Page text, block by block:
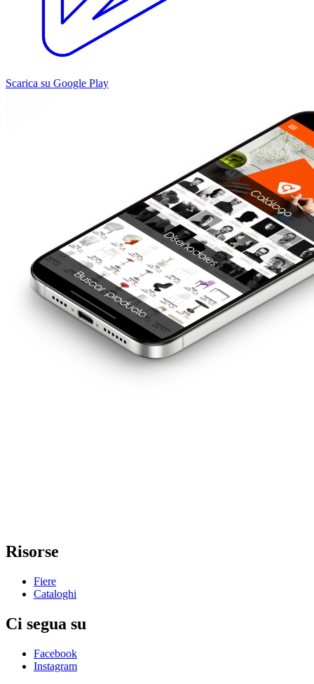
Scarica su Google Play
Risorse
Fiere
Cataloghi
Ci segua su
Facebook
Instagram